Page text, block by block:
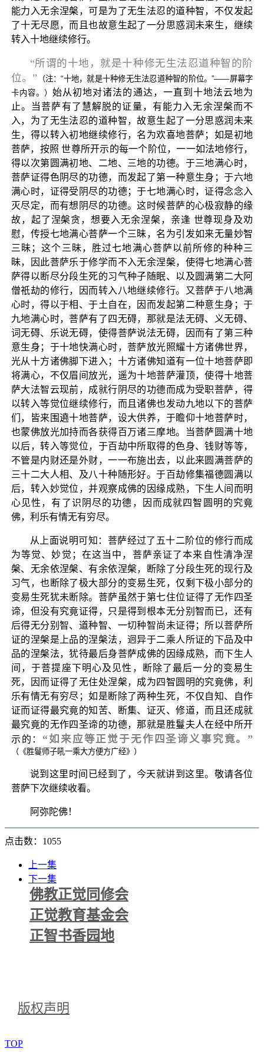
能力入无余涅槃，可是为了无生法忍的道种智，不仅发起
了十无尽愿，而且也故意生起了一分思惑润未来生，继续
转入十地继续修行。
“所谓的十地，就是十种修无生法忍道种智的阶
位。” （注：“十地，就是十种修无生法忍道种智的阶位。”——屏幕字
卡内容。）始从初地对诸法的通达，一直到十地法云地为
止。当菩萨有了慧解脱的证量，有能力入无余涅槃而不
入，为了无生法忍的道种智，故意生起了一分思惑润未来
生，得以转入初地继续修行，名为欢喜地菩萨；如是初地
菩萨，按照 世尊所开示的每一个阶位，一一如法地修行，
得以次第圆满初地、二地、三地的功德。于三地满心时，
菩萨证得色阴尽的功德，而发起了第一种意生身；于六地
满心时，证得受阴尽的功德；于七地满心时，证得念念入
灭尽定，而有想阴尽的功德。这时候菩萨的心极寂静的缘
故，起了涅槃贪，想要入无余涅槃，亲逢 世尊现身及劝
慰，传授七地满心菩萨一个三昧，名为引发如来无量妙智
三昧；这个三昧，胜过七地满心菩萨以前所修的种种三
昧，因此菩萨乐于修学而不入无余涅槃，使得七地满心菩
萨得以断尽分段生死的习气种子随眠、以及圆满第二大阿
僧祇劫的修行，因而转入八地继续修行。又菩萨于八地满
心时，得以于相、于土自在，因而发起第二种意生身；于
九地满心时，菩萨有了四无碍，那就是法无碍、义无碍、
词无碍、乐说无碍，使得菩萨说法无碍，因而有了第三种
意生身；于十地快满心时，菩萨放光照耀十方诸佛世界，
光从十方诸佛脚下进入；十方诸佛知道有一位十地菩萨即
将满心，不仅眉间放光，遥为十地菩萨灌顶，使得十地菩
萨大法智云现前，成就行阴尽的功德而成为受职菩萨，得
以转入等觉位继续修行，而且诸佛也发动九地以下的菩萨
们，皆来围遶十地菩萨，设大供养，于瞻仰十地菩萨时，
也蒙佛放光加持而各获得百万诸三摩地。当菩萨圆满十地
以后，转入等觉位，于百劫中所取得的色身、钱财等等，
不管是内财还是外财，一一布施出去，以此来圆满菩萨的
三十二大人相、及八十种随形好。于百劫修集福德圆满以
后，转入妙觉位，并观察成佛的因缘成熟，下生人间而明
心见性，有了识阴尽的功德，因而成就四智圆明的究竟
佛，利乐有情无有穷尽。
从上面说明可知：菩萨经过了五十二阶位的修行而成
为等觉、妙觉；在这当中，菩萨亲证了本来自性清净涅
槃、无余依涅槃、有余依涅槃，断除了分段生死的现行及
习气，也断除了极大部分的变易生死，仅剩下极小部分的
变易生死犹未断除。菩萨虽然于第七住位证得了无作四圣
谛，但没有究竟证得，只是得到根本无分别智而已，还有
后得无分别智、道种智、一切种智尚未证得；所以菩萨所
证的涅槃是上品的涅槃法，迥异于二乘人所证的下品及中
品的涅槃法，犹待最后身菩萨成佛的因缘成熟，而下生人
间，于菩提座下明心及见性，断除了最后一分的变易生
死，因而证得了无住处涅槃，成为四智圆明的究竟佛，利
乐有情无有穷尽；如是断除了两种生死，不仅自知、自作
证而证得最究竟的知苦、断集、证灭、修道，而且还成就
最究竟的无作四圣谛的功德，那就是胜鬘夫人在经中所开
示的： “如来应等正觉于无作四圣谛义事究竟。”
（《胜鬘师子吼一乘大方便方广经》）
说到这里时间已经到了，今天就讲到这里。敬请各位
菩萨下次继续收看。
阿弥陀佛！
点击数：1055
上一集
下一集
佛教正觉同修会
正觉教育基金会
正智书香园地
版权声明
TOP